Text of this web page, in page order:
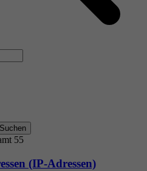
Suchen
55
(IP-Adressen)